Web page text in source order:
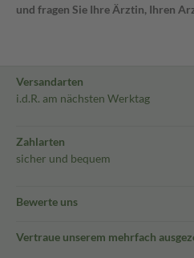
und fragen Sie Ihre Ärztin, Ihren
Versandarten
i.d.R. am nächsten Werktag
Zahlarten
sicher und bequem
Bewerte uns
Vertraue unserem mehrfach